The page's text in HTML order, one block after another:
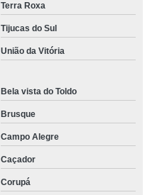
Terra Roxa
Tijucas do Sul
União da Vitória
Bela vista do Toldo
Brusque
Campo Alegre
Caçador
Corupá